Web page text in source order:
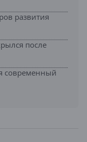
развития
после
современный